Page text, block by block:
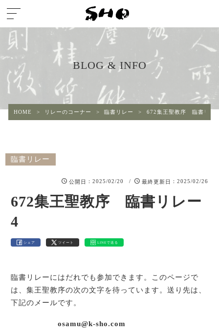
BLOG & INFO
HOME > リレーのコーナー > 臨書リレー > 672集王聖教序 臨書リレ
臨書リレー
公開日 ：2025/02/20 / 最終更新日 ：2025/02/26
672集王聖教序 臨書リレー
4
シェア ツイート LINEで送る
臨書リレーにはだれでも参加できます。このページで
は、集王聖教序の次の文字を待っています。送り先は、
下記のメールです。
osamu@k-sho.com